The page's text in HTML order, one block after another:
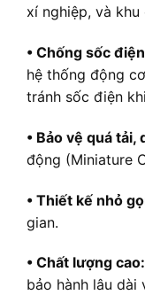
xí nghiệp, và khu
• Chống sốc
hệ thống động
tránh sốc điện
• Bảo vệ quá tải,
động (Miniature
• Thiết kế nhỏ
gian.
• Chất lượng cao:
bảo hành lâu